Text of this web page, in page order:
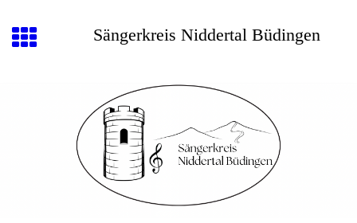
Sängerkreis Niddertal Büdingen